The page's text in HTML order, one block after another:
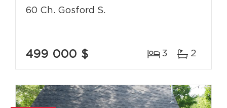
60 Ch. Gosford S.
499 000 $ 3 2